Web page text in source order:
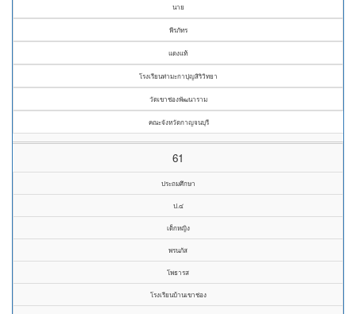
นาย
พีรภัทร
แดงแท้
โรงเรียนท่ามะกาปุญสิริวิทยา
วัดเขาช่องพัฒนาราม
คณะจังหวัดกาญจนบุรี
61
ประถมศึกษา
ป.๔
เด็กหญิง
พรนภัส
โพธารส
โรงเรียนบ้านเขาช่อง